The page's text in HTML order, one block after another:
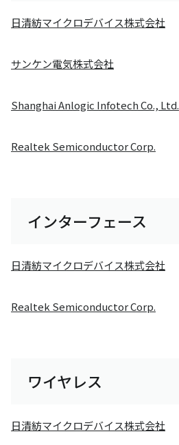
日清紡マイクロデバイス株式会社
サンケン電気株式会社
Shanghai Anlogic Infotech Co., Ltd.
Realtek Semiconductor Corp.
インターフェース
日清紡マイクロデバイス株式会社
Realtek Semiconductor Corp.
ワイヤレス
日清紡マイクロデバイス株式会社